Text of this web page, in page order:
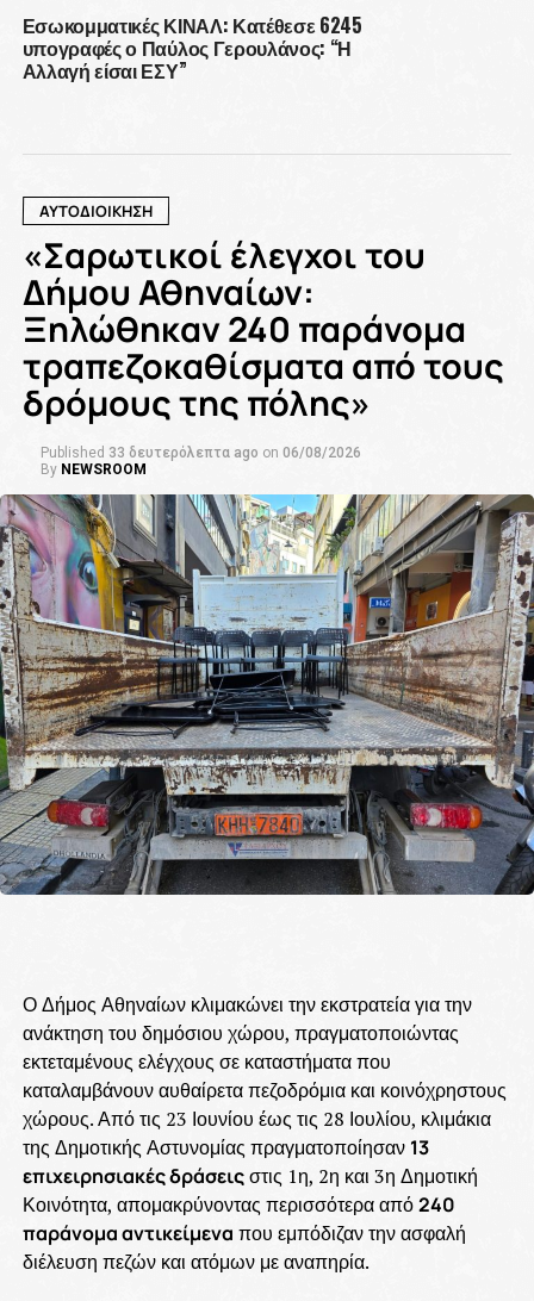
Εσωκομματικές ΚΙΝΑΛ: Κατέθεσε 6245
υπογραφές ο Παύλος Γερουλάνος: “Η
Αλλαγή είσαι ΕΣΥ”
ΑΥΤΟΔΙΟΙΚΗΣΗ
«Σαρωτικοί έλεγχοι του
Δήμου Αθηναίων:
Ξηλώθηκαν 240 παράνομα
τραπεζοκαθίσματα από τους
δρόμους της πόλης»
Published 33 δευτερόλεπτα ago on 06/08/2026
By NEWSROOM
Ο Δήμος Αθηναίων κλιμακώνει την εκστρατεία για την
ανάκτηση του δημόσιου χώρου, πραγματοποιώντας
εκτεταμένους ελέγχους σε καταστήματα που
καταλαμβάνουν αυθαίρετα πεζοδρόμια και κοινόχρηστους
χώρους. Από τις 23 Ιουνίου έως τις 28 Ιουλίου, κλιμάκια
της Δημοτικής Αστυνομίας πραγματοποίησαν 13
επιχειρησιακές δράσειςστις 1η, 2η και 3η Δημοτική
Κοινότητα, απομακρύνοντας περισσότερα από240
παράνομα αντικείμενα που εμπόδιζαν την ασφαλή
διέλευση πεζών και ατόμων με αναπηρία.